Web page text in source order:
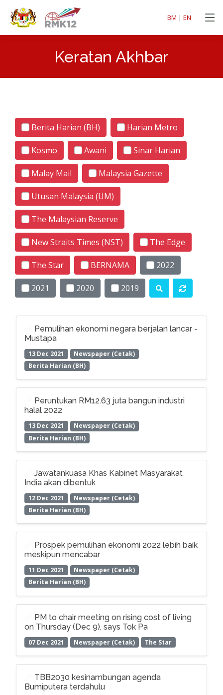
BM | EN
Keratan Akhbar
Berita Harian (BH) Harian Metro
Kosmo Awani Sinar Harian
Malay Mail Malaysia Gazette
Utusan Malaysia (UM)
The Malaysian Reserve
New Straits Times (NST) The Edge
The Star BERNAMA 2022
2021 2020 2019
Pemulihan ekonomi negara berjalan lancar -
Mustapa
13 Dec 2021
Newspaper (Cetak)
Berita Harian (BH)
Peruntukan RM12.63 juta bangun industri
halal 2022
13 Dec 2021
Newspaper (Cetak)
Berita Harian (BH)
Jawatankuasa Khas Kabinet Masyarakat
India akan dibentuk
12 Dec 2021
Newspaper (Cetak)
Berita Harian (BH)
Prospek pemulihan ekonomi 2022 lebih baik
meskipun mencabar
11 Dec 2021
Newspaper (Cetak)
Berita Harian (BH)
PM to chair meeting on rising cost of living
on Thursday (Dec 9), says Tok Pa
07 Dec 2021 Newspaper (Cetak) The Star
TBB2030 kesinambungan agenda
Bumiputera terdahulu